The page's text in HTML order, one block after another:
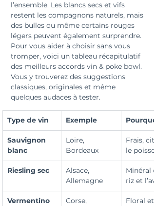
l’ensemble. Les blancs secs et vifs
restent les compagnons naturels, mais
des bulles ou même certains rouges
légers peuvent également surprendre.
Pour vous aider à choisir sans vous
tromper, voici un tableau récapitulatif
des meilleurs accords vin & poke bowl.
Vous y trouverez des suggestions
classiques, originales et même
quelques audaces à tester.
Type de vin Exemple
Sauvignon
blanc
Loire,
Bordeaux
Frais,
le
Riesling sec
Alsace,
Allemagne
Minéral
riz et
Vermentino
Corse,
Floral et